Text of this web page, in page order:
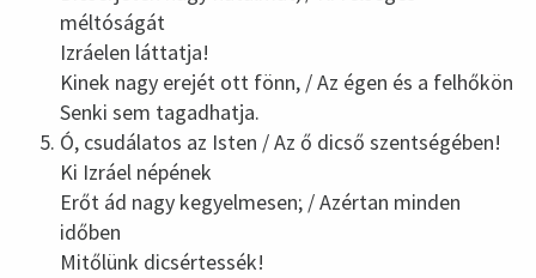
méltóságát
Izráelen láttatja!
Kinek nagy erejét ott fönn, / Az égen és a felhőkön
Senki sem tagadhatja.
Ó, csudálatos az Isten / Az ő dicső szentségében!
Ki Izráel népének
Erőt ád nagy kegyelmesen; / Azértan minden
időben
Mitőlünk dicsértessék!